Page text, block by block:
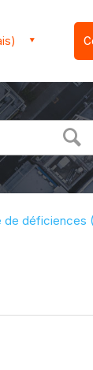
de déficiences